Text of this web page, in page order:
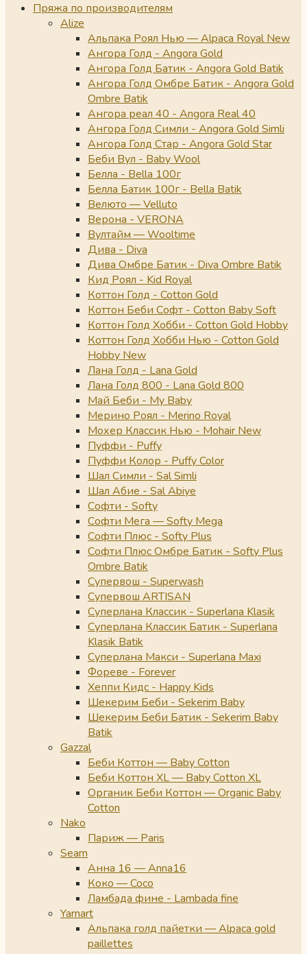
Пряжа по производителям
Alize
Альпака Роял Нью — Alpaca Royal New
Ангора Голд - Angora Gold
Ангора Голд Батик - Angora Gold Batik
Ангора Голд Омбре Батик - Angora Gold
Ombre Batik
Ангора реал 40 - Angora Real 40
Ангора Голд Симли - Angora Gold Simli
Ангора Голд Стар - Angora Gold Star
Беби Вул - Baby Wool
Белла - Bella 100г
Белла Батик 100г - Bella Batik
Велюто — Velluto
Верона - VERONA
Вултайм — Wooltime
Дива - Diva
Дива Омбре Батик - Diva Ombre Batik
Кид Роял - Kid Royal
Коттон Голд - Cotton Gold
Коттон Беби Софт - Cotton Baby Soft
Коттон Голд Хобби - Cotton Gold Hobby
Коттон Голд Хобби Нью - Cotton Gold
Hobby New
Лана Голд - Lana Gold
Лана Голд 800 - Lana Gold 800
Май Беби - My Baby
Мерино Роял - Merino Royal
Мохер Классик Нью - Mohair New
Пуффи - Puffy
Пуффи Колор - Puffy Color
Шал Симли - Sal Simli
Шал Абие - Sal Abiye
Софти - Softy
Софти Мега — Softy Mega
Софти Плюс - Softy Plus
Софти Плюс Омбре Батик - Softy Plus
Ombre Batik
Супервош - Superwash
Супервош ARTISAN
Суперлана Классик - Superlana Klasik
Суперлана Классик Батик - Superlana
Klasik Batik
Суперлана Макси - Superlana Maxi
Фореве - Forever
Хеппи Кидс - Happy Kids
Шекерим Беби - Sekerim Baby
Шекерим Беби Батик - Sekerim Baby
Batik
Gazzal
Беби Коттон — Baby Cotton
Беби Коттон XL — Baby Cotton XL
Органик Беби Коттон — Organic Baby
Cotton
Nako
Париж — Paris
Seam
Анна 16 — Anna16
Коко — Coco
Ламбада фине - Lambada fine
Yarnart
Альпака голд пайетки — Alpaca gold
paillettes